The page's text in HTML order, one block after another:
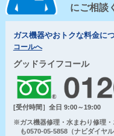
にご相談
ガス機器やおトクな料金に
コールへ
グッドライフコール
[受付時間］全日 9:00～19:00
※ガス機器修理・水まわり修理・
も0570-05-5858（ナビダイヤ